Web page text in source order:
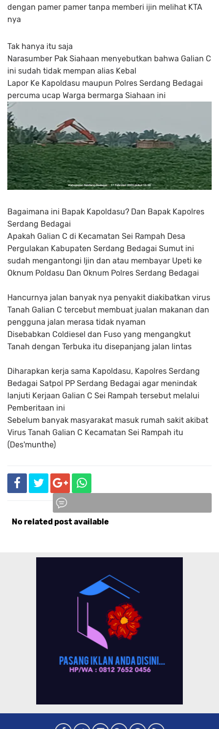
dengan pamer pamer tanpa memberi ijin melihat KTA
nya
Tak hanya itu saja
Narasumber Pak Siahaan menyebutkan bahwa Galian C
ini sudah tidak mempan alias Kebal
Lapor Ke Kapoldasu maupun Polres Serdang Bedagai
percuma ucap Warga bermarga Siahaan ini
Bagaimana ini Bapak Kapoldasu? Dan Bapak Kapolres
Serdang Bedagai
Apakah Galian C di Kecamatan Sei Rampah Desa
Pergulakan Kabupaten Serdang Bedagai Sumut ini
sudah mengantongi Ijin dan atau membayar Upeti ke
Oknum Poldasu Dan Oknum Polres Serdang Bedagai
Hancurnya jalan banyak nya penyakit diakibatkan virus
Tanah Galian C tercebut membuat jualan makanan dan
pengguna jalan merasa tidak nyaman
Disebabkan Coldiesel dan Fuso yang mengangkut
Tanah dengan Terbuka itu disepanjang jalan lintas
Diharapkan kerja sama Kapoldasu, Kapolres Serdang
Bedagai Satpol PP Serdang Bedagai agar menindak
lanjuti Kerjaan Galian C Sei Rampah tersebut melalui
Pemberitaan ini
Sebelum banyak masyarakat masuk rumah sakit akibat
Virus Tanah Galian C Kecamatan Sei Rampah itu
(Des'munthe)
No related post available